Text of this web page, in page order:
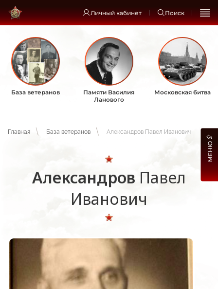
Личный кабинет Поиск
База ветеранов
Памяти Василия
Ланового
Московская битва
Главная База ветеранов Александров Павел Иванович
Александров Павел
Иванович
МЕНЮ